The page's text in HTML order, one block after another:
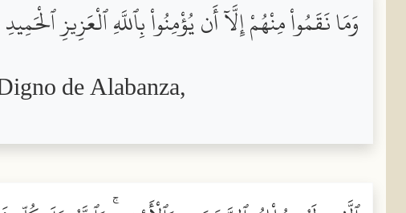
وَمَا نَقَمُواْ مِنْهُمْ إِلَّآ أَن يُؤْمِنُواْ بِٱللَّهِ ٱلْعَزِيزِ ٱلْحَمِيدِ
de Alabanza,